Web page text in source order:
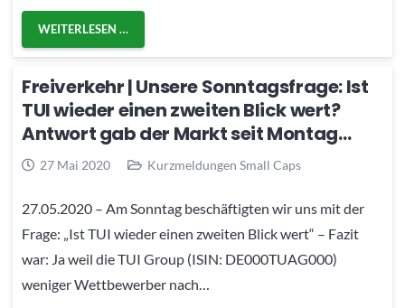
WEITERLESEN …
Freiverkehr | Unsere Sonntagsfrage: Ist
TUI wieder einen zweiten Blick wert?
Antwort gab der Markt seit Montag…
27 Mai 2020 Kurzmeldungen Small Caps
27.05.2020 – Am Sonntag beschäftigten wir uns mit der
Frage: „Ist TUI wieder einen zweiten Blick wert“ – Fazit
war: Ja weil die TUI Group (ISIN: DE000TUAG000)
weniger Wettbewerber nach…